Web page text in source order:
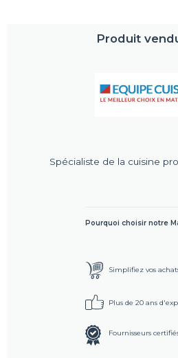
Produit
Spécialiste de la cuisine
Pourquoi choisir notre
Simplifiez vos
Plus de 20 ans
Fournisseurs